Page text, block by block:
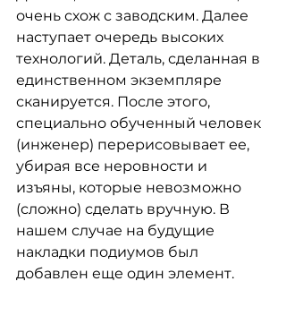
очень схож с заводским. Далее
наступает очередь высоких
технологий. Деталь, сделанная в
единственном экземпляре
сканируется. После этого,
специально обученный человек
(инженер) перерисовывает ее,
убирая все неровности и
изъяны, которые невозможно
(сложно) сделать вручную. В
нашем случае на будущие
накладки подиумов был
добавлен еще один элемент.